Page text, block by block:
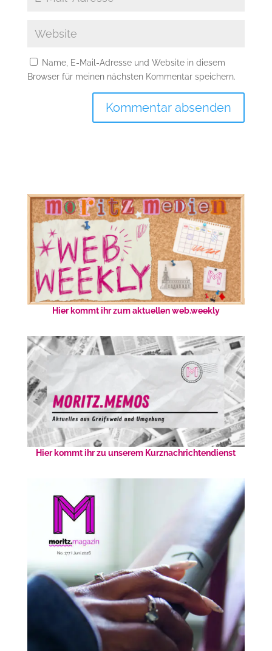
Name, E-Mail-Adresse und Website in diesem
Browser für meinen nächsten Kommentar speichern.
Hier kommt ihr zum aktuellen web.weekly
Hier kommt ihr zu unserem Kurznachrichtendienst